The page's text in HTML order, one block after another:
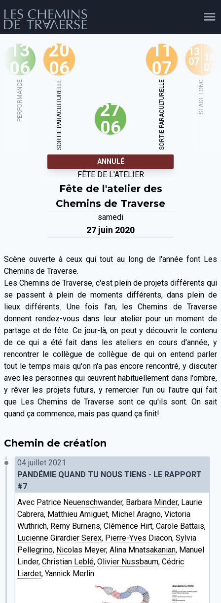
agenda personnes shop
facebook
13
06
PERFORMANCE
20
06
SORTIE PARACULTURELLE
27
06
11
07
SORTIE PARACULTURELLE
13
07 18
07
STAGE LONG
ANNULÉ
FÊTE DE L'ATELIER
Fête de l'atelier des
Chemins de Traverse
samedi
27 juin 2020
Scène ouverte à ceux qui tout au long de l'année font Les
Chemins de Traverse.
Les Chemins de Traverse, c'est plein de projets différents qui
se passent à plein de moments différents, dans plein de
lieux différents. Une fois l'an, les Chemins de Traverse
donnent rendez-vous dans leur atelier pour un moment de
partage et de fête. Ce jour-là, on peut y découvrir le contenu
de ce qui a été fait dans les ateliers en cours d'année, y
rencontrer le collègue de collègue de qui on entend parler
tout le temps mais qu'on n'a pas encore rencontré, y discuter
avec les personnes qui œuvrent habituellement dans l'ombre,
y rêver les projets futurs, y remercier l'un ou l'autre qui fait
que Les Chemins de Traverse sont ce qu'ils sont. On sait
quand ça commence, mais pas quand ça finit!
Chemin de création
04 juillet 2021
PANDÉMIE QUAND TU NOUS TIENS - LE RAPPORT
#7
Avec Patrice Neuenschwander, Barbara Minder, Laurie
Cabrera, Matthieu Amiguet, Michel Aragno, Victoria
Wuthrich, Remy Burnens, Clémence Hirt, Carole Battais,
Lucienne Girardier Serex, Pierre-Yves Diacon, Sylvia
Pellegrino, Nicolas Meyer, Alina Mnatsakanian, Manuel
Linder, Christian Leblé, Olivier Nussbaum, Cédric
Liardet, Yannick Merlin